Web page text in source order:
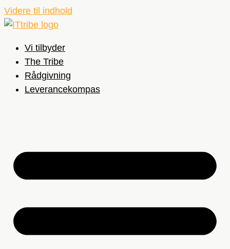
Videre til indhold
Vi tilbyder
The Tribe
Rådgivning
Leverancekompas